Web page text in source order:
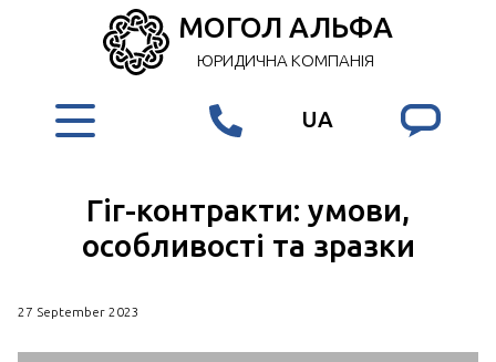
МОГОЛ АЛЬФА
ЮРИДИЧНА КОМПАНІЯ
UA
Гіг-контракти: умови,
особливості та зразки
27 September 2023